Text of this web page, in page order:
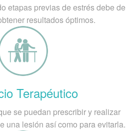
etapas previas de estrés debe de
resultados óptimos.
Terapéutico
se puedan prescribir y realizar
una lesión así como para evitarla.